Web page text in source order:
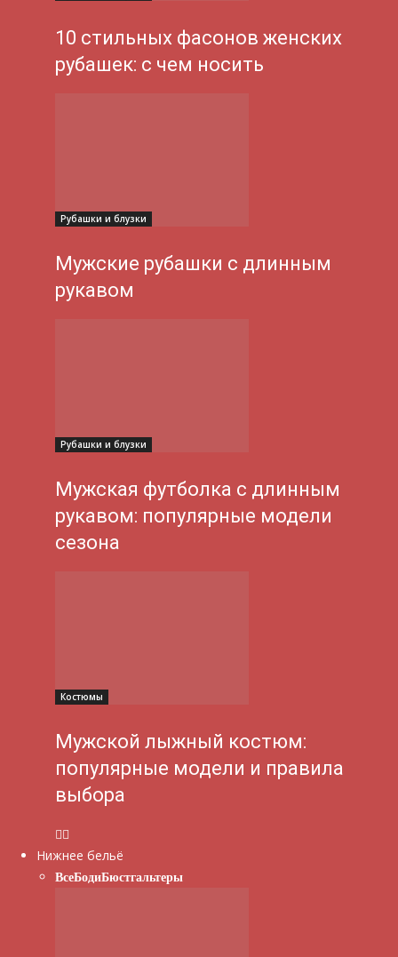
10 стильных фасонов женских
рубашек: с чем носить
Рубашки и блузки
Мужские рубашки с длинным
рукавом
Рубашки и блузки
Мужская футболка с длинным
рукавом: популярные модели
сезона
Костюмы
Мужской лыжный костюм:
популярные модели и правила
выбора
Нижнее бельё
ВсеБодиБюстгальтеры